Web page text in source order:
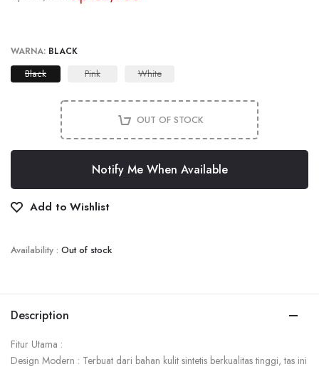
WARNA: BLACK
Black Pink White
OUT OF STOCK
Notify Me When Available
Add to Wishlist
Availability : Out of stock
Description
Fitur Utama :
Design Modern : Terbuat dari bahan kulit sintetis berkualitas tinggi, tas ini